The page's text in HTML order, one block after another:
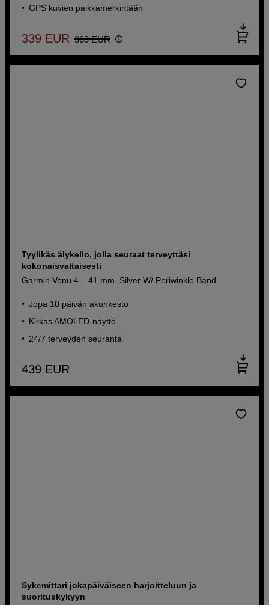
GPS kuvien paikkamerkintään
339 EUR 369 EUR
Tyylikäs älykello, jolla seuraat terveyttäsi
kokonaisvaltaisesti
Garmin Venu 4 – 41 mm, Silver W/ Periwinkle Band
Jopa 10 päivän akunkesto
Kirkas AMOLED-näyttö
24/7 terveyden seuranta
439 EUR
Sykemittari jokapäiväiseen harjoitteluun ja
suorituskykyyn